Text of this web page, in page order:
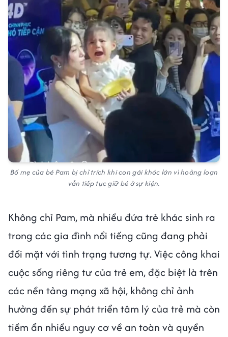
Bố mẹ của bé Pam bị chỉ trích khi con gái khóc lớn vì hoảng loạn
vẫn tiếp tục giữ bé ở sự kiện.
Không chỉ Pam, mà nhiều đứa trẻ khác sinh ra
trong các gia đình nổi tiếng cũng đang phải
đối mặt với tình trạng tương tự. Việc công khai
cuộc sống riêng tư của trẻ em, đặc biệt là trên
các nền tảng mạng xã hội, không chỉ ảnh
hưởng đến sự phát triển tâm lý của trẻ mà còn
tiềm ẩn nhiều nguy cơ về an toàn và quyền